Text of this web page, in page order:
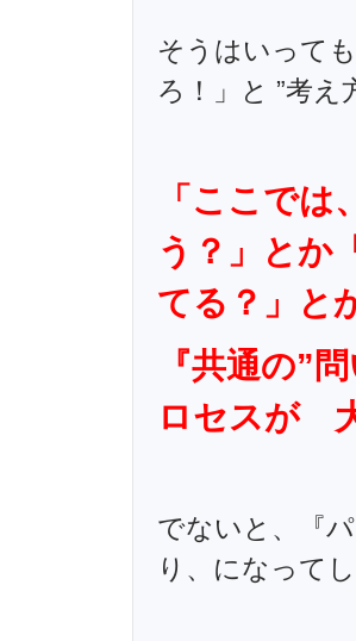
そうはいって
ろ！」と ”考
「ここで
う？」とか
てる？」と
『共通の”
ロセスが
でないと、『
り、になって